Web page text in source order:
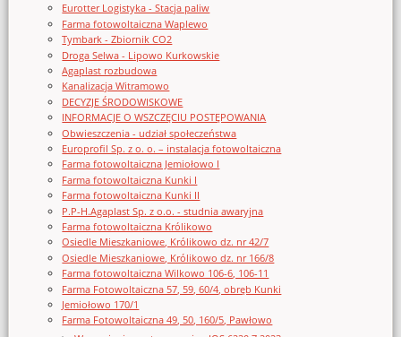
Eurotter Logistyka - Stacja paliw
Farma fotowoltaiczna Waplewo
Tymbark - Zbiornik CO2
Droga Selwa - Lipowo Kurkowskie
Agaplast rozbudowa
Kanalizacja Witramowo
DECYZJE ŚRODOWISKOWE
INFORMACJE O WSZCZĘCIU POSTĘPOWANIA
Obwieszczenia - udział społeczeństwa
Europrofil Sp. z o. o. – instalacja fotowoltaiczna
Farma fotowoltaiczna Jemiołowo I
Farma fotowoltaiczna Kunki I
Farma fotowoltaiczna Kunki II
P.P-H.Agaplast Sp. z o.o. - studnia awaryjna
Farma fotowoltaiczna Królikowo
Osiedle Mieszkaniowe, Królikowo dz. nr 42/7
Osiedle Mieszkaniowe, Królikowo dz. nr 166/8
Farma fotowoltaiczna Wilkowo 106-6, 106-11
Farma Fotowoltaiczna 57, 59, 60/4, obręb Kunki
Jemiołowo 170/1
Farma Fotowoltaiczna 49, 50, 160/5, Pawłowo